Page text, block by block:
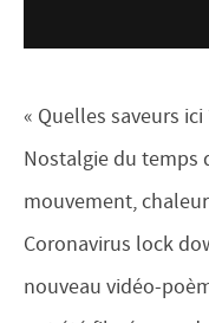
« Quelles saveurs
Nostalgie du temps
mouvement,
Coronavirus lock
nouveau vidéo-